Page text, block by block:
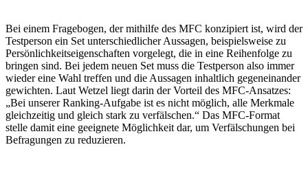
Bei einem Fragebogen, der mithilfe des MFC konzipiert ist, wird der
Testperson ein Set unterschiedlicher Aussagen, beispielsweise zu
Persönlichkeitseigenschaften vorgelegt, die in eine Reihenfolge zu
bringen sind. Bei jedem neuen Set muss die Testperson also immer
wieder eine Wahl treffen und die Aussagen inhaltlich gegeneinander
gewichten. Laut Wetzel liegt darin der Vorteil des MFC-Ansatzes:
„Bei unserer Ranking-Aufgabe ist es nicht möglich, alle Merkmale
gleichzeitig und gleich stark zu verfälschen.“ Das MFC-Format
stelle damit eine geeignete Möglichkeit dar, um Verfälschungen bei
Befragungen zu reduzieren.